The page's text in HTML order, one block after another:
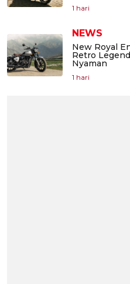
1 hari
NEWS
New Royal
Retro
Nyaman
1 hari